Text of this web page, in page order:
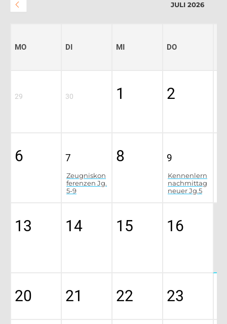
JULI 2026
MO DI MI DO
29 30 1 2
6 7
Zeugniskon
ferenzen Jg.
5-9
8 9
Kennenlern
nachmittag
neuer Jg.5
13 14 15 16
20 21 22 23